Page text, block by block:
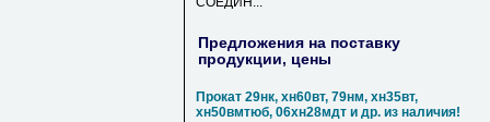
Предложения на поставку
продукции, цены
Прокат 29нк, хн60вт, 79нм, хн35вт,
хн50вмтюб, 06хн28мдт и др. из наличия!